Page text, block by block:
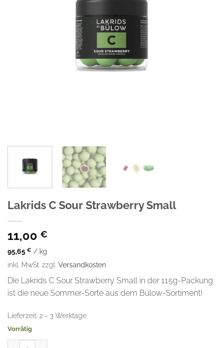
Lakrids C Sour Strawberry Small
11,00 €
95,65 € / kg
inkl. MwSt. zzgl. Versandkosten
Die Lakrids C Sour Strawberry Small in der 115g-Packung
ist die neue Sommer-Sorte aus dem Bülow-Sortiment!
Lieferzeit: 2 - 3 Werktage
Vorrätig